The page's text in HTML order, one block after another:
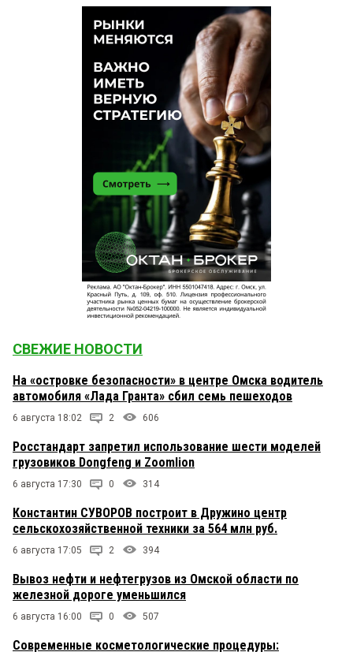
СВЕЖИЕ НОВОСТИ
На «островке безопасности» в центре Омска водитель
автомобиля «Лада Гранта» сбил семь пешеходов
6 августа 18:02 2 606
Росстандарт запретил использование шести моделей
грузовиков Dongfeng и Zoomlion
6 августа 17:30 0 314
Константин СУВОРОВ построит в Дружино центр
сельскохозяйственной техники за 564 млн руб.
6 августа 17:05 2 394
Вывоз нефти и нефтегрузов из Омской области по
железной дороге уменьшился
6 августа 16:00 0 507
Современные косметологические процедуры: